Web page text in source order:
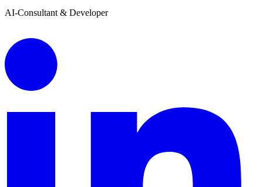
AI-Consultant & Developer